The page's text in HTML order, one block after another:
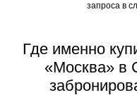
запроса в
Где именно
«Москва» в